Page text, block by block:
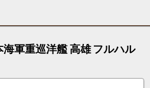
軍重巡洋艦 高雄 フルハル